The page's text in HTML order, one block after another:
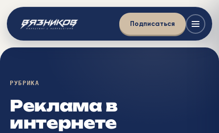
Подписаться
РУБРИКА
Реклама в
интернете